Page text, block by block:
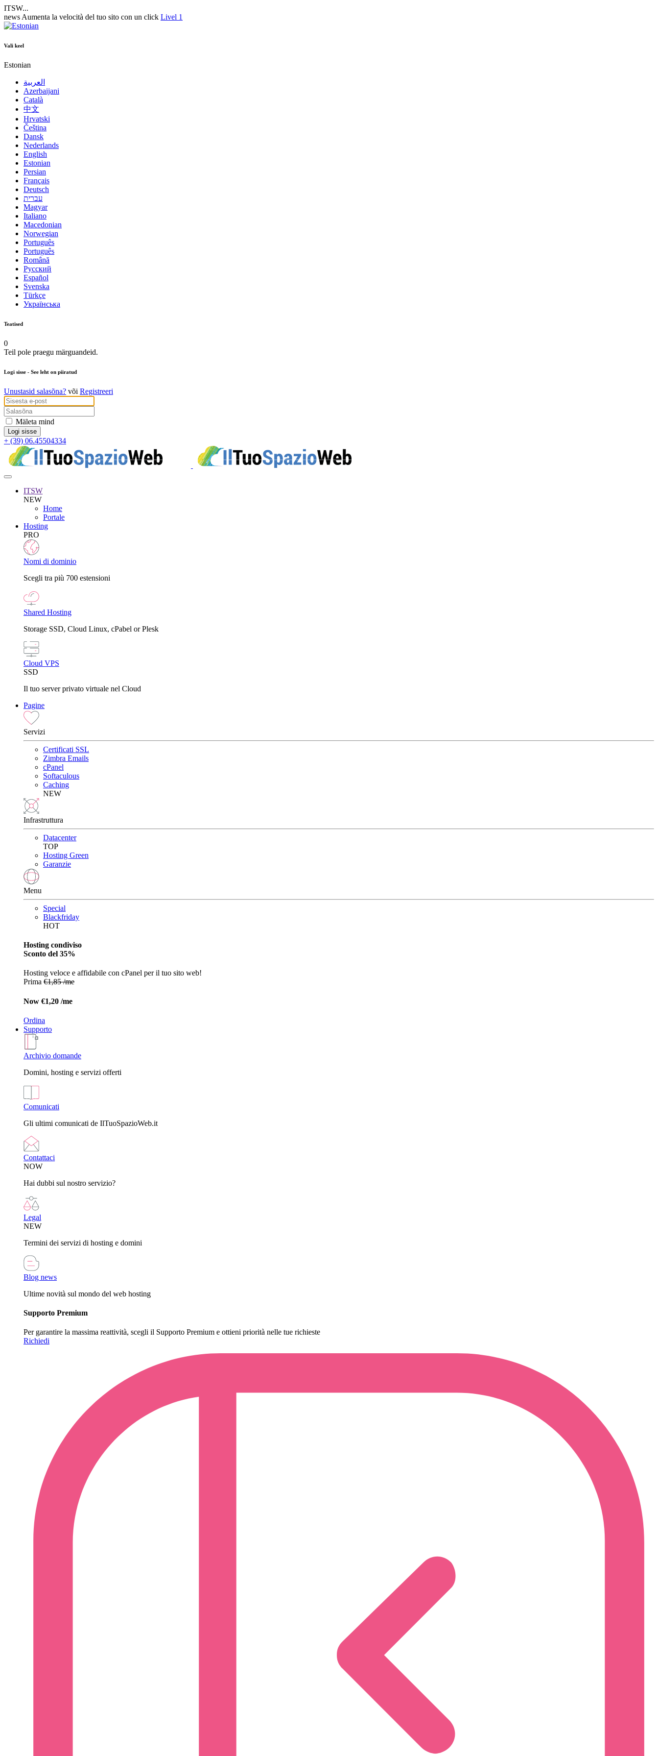
ITSW...
news Aumenta la velocità del tuo sito con un click Livel 1
Vali keel
Estonian
العربية
Azerbaijani
Català
中文
Hrvatski
Čeština
Dansk
Nederlands
English
Estonian
Persian
Français
Deutsch
עברית
Magyar
Italiano
Macedonian
Norwegian
Português
Português
Română
Русский
Español
Svenska
Türkçe
Українська
Teatised
0
Teil pole praegu märguandeid.
Logi sisse - See leht on piiratud
Unustasid salasõna? või Registreeri
Mäleta mind
+ (39) 06.45504334
ITSW
NEW
Home
Portale
Hosting
PRO
Nomi di dominio
Scegli tra più 700 estensioni
Shared Hosting
Storage SSD, Cloud Linux, cPabel or Plesk
Cloud VPS
SSD
Il tuo server privato virtuale nel Cloud
Pagine
Servizi
Certificati SSL
Zimbra Emails
cPanel
Softaculous
Caching
NEW
Infrastruttura
Datacenter
TOP
Hosting Green
Garanzie
Menu
Special
Blackfriday
HOT
Hosting condiviso
Sconto del 35%
Hosting veloce e affidabile con cPanel per il tuo sito web!
Prima €1,85 /me
Now €1,20 /me
Ordina
Supporto
Archivio domande
Domini, hosting e servizi offerti
Comunicati
Gli ultimi comunicati de IlTuoSpazioWeb.it
Contattaci
NOW
Hai dubbi sul nostro servizio?
Legal
NEW
Termini dei servizi di hosting e domini
Blog news
Ultime novità sul mondo del web hosting
Supporto Premium
Per garantire la massima reattività, scegli il Supporto Premium e ottieni priorità nelle tue richieste
Richiedi